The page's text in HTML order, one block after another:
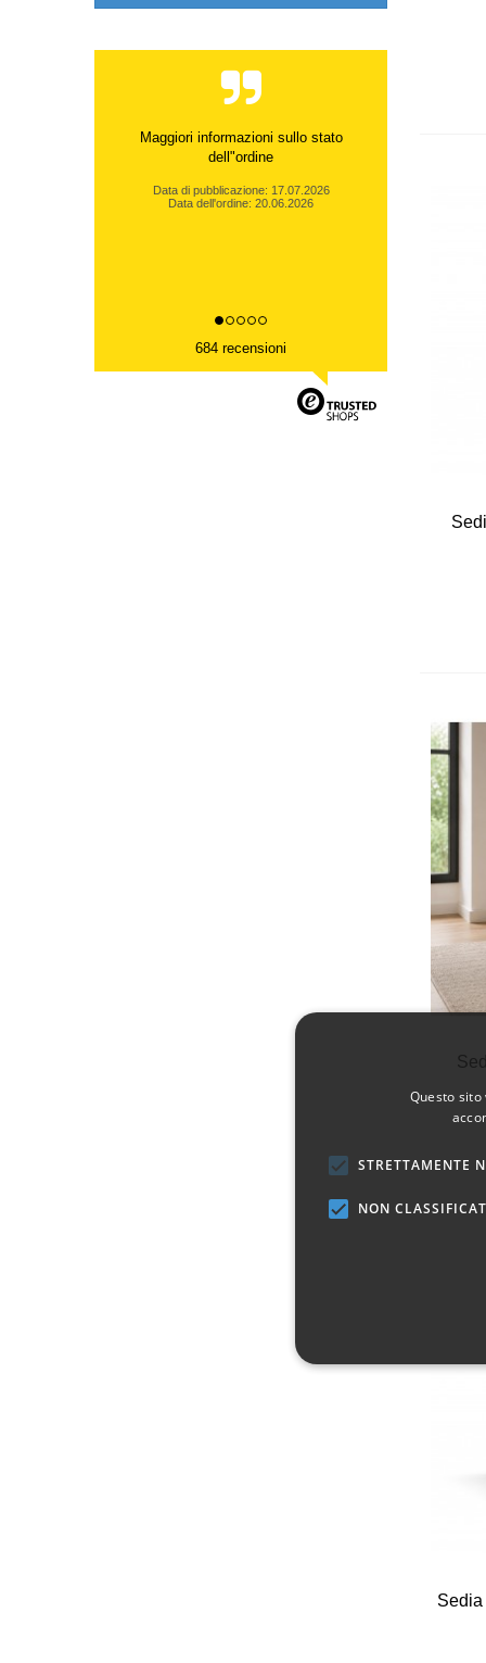
Maggiori informazioni sullo stato
dell"ordine
Data di pubblicazione: 17.07.2026
Data dell'ordine: 20.06.2026
684 recensioni
Questo
STRETTAMENTE
NON